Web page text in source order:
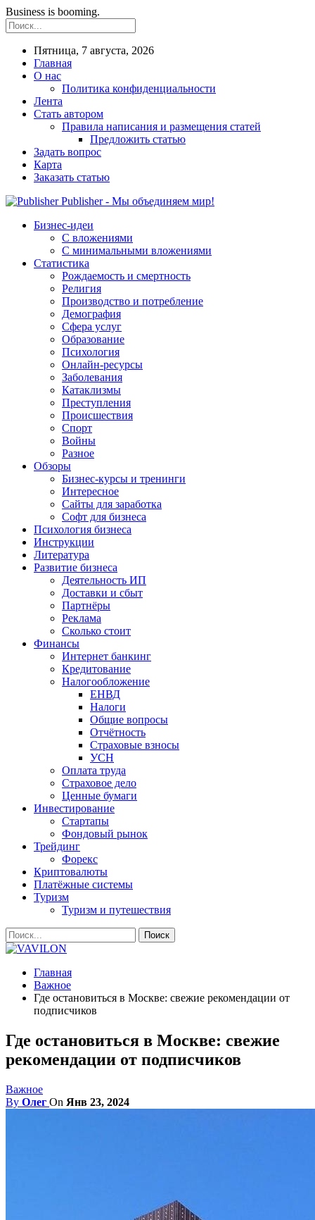
Business is booming.
Пятница, 7 августа, 2026
Главная
О нас
Политика конфиденциальности
Лента
Стать автором
Правила написания и размещения статей
Предложить статью
Задать вопрос
Карта
Заказать статью
Publisher - Мы объединяем мир!
Бизнес-идеи
С вложениями
С минимальными вложениями
Статистика
Рождаемость и смертность
Религия
Производство и потребление
Демография
Сфера услуг
Образование
Психология
Онлайн-ресурсы
Заболевания
Катаклизмы
Преступления
Происшествия
Спорт
Войны
Разное
Обзоры
Бизнес-курсы и тренинги
Интересное
Сайты для заработка
Софт для бизнеса
Психология бизнеса
Инструкции
Литература
Развитие бизнеса
Деятельность ИП
Доставки и сбыт
Партнёры
Реклама
Сколько стоит
Финансы
Интернет банкинг
Кредитование
Налогообложение
ЕНВД
Налоги
Общие вопросы
Отчётность
Страховые взносы
УСН
Оплата труда
Страховое дело
Ценные бумаги
Инвестирование
Стартапы
Фондовый рынок
Трейдинг
Форекс
Криптовалюты
Платёжные системы
Туризм
Туризм и путешествия
Главная
Важное
Где остановиться в Москве: свежие рекомендации от
подписчиков
Где остановиться в Москве: свежие
рекомендации от подписчиков
Важное
By Олег On Янв 23, 2024